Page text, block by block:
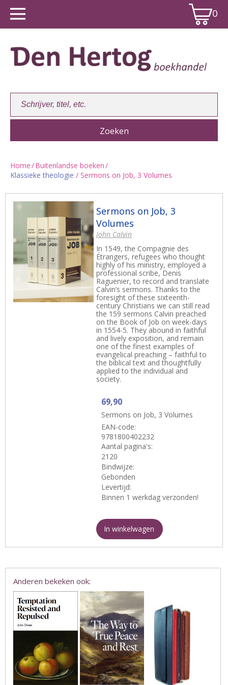
0
Winkelwagen:
Home/Buitenlandse boeken/
Klassieke theologie / Sermons on Job, 3 Volumes
Sermons on Job, 3
Volumes
John Calvin
In 1549, the Compagnie des
Étrangers, refugees who thought
highly of his ministry, employed a
professional scribe, Denis
Raguenier, to record and translate
Calvin’s sermons. Thanks to the
foresight of these sixteenth-
century Christians we can still read
the 159 sermons Calvin preached
on the Book of Job on week-days
in 1554-5. They abound in faithful
and lively exposition, and remain
one of the finest examples of
evangelical preaching – faithful to
the biblical text and thoughtfully
applied to the individual and
society.
69,90
Sermons on Job, 3 Volumes
EAN-code:
9781800402232
Aantal pagina's:
2120
Bindwijze:
Gebonden
Levertijd:
Binnen 1 werkdag verzonden!
In winkelwagen
Anderen bekeken ook: